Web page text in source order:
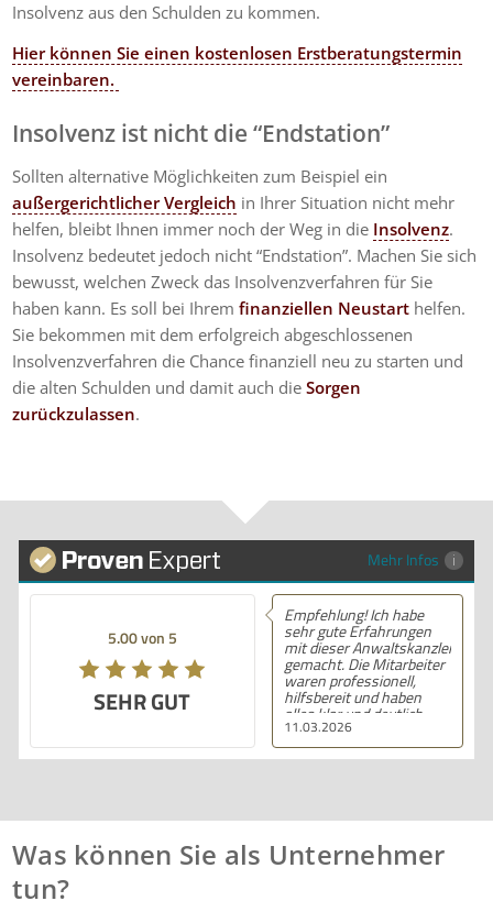
Insolvenz aus den Schulden zu kommen.
Hier können Sie einen kostenlosen Erstberatungstermin
vereinbaren.
Insolvenz ist nicht die “Endstation”
Sollten alternative Möglichkeiten zum Beispiel ein
außergerichtlicher Vergleich in Ihrer Situation nicht mehr
helfen, bleibt Ihnen immer noch der Weg in die Insolvenz.
Insolvenz bedeutet jedoch nicht “Endstation”. Machen Sie sich
bewusst, welchen Zweck das Insolvenzverfahren für Sie
haben kann. Es soll bei Ihrem finanziellen Neustart helfen.
Sie bekommen mit dem erfolgreich abgeschlossenen
Insolvenzverfahren die Chance finanziell neu zu starten und
die alten Schulden und damit auch die Sorgen
zurückzulassen.
Mehr Infos
5.00 von 5
SEHR GUT
11.03.2026
Empfehlung! Ich habe
sehr gute Erfahrungen
mit dieser Anwaltskanzlei
gemacht. Die Mitarbeiter
waren professionell,
hilfsbereit und haben
alles klar und deutlich
erklärt. Ich bin mit der
Beratung sehr zufrieden
und kann ihre
Was können Sie als Unternehmer
tun?